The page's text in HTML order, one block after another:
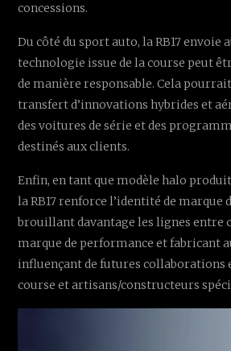
concessions.
Du côté du sport auto, la RB17 envoie
technologie issue de la course peut
de manière responsable. Cela
transfert d’innovations hybrides et
des voitures de série et des
destinés aux clients.
Enfin, en tant que modèle halo
la RB17 renforce l’identité de marque
brouillant davantage les lignes entre
marque de performance et fabricant
influençant de futures collaborations
course et artisans/constructeurs